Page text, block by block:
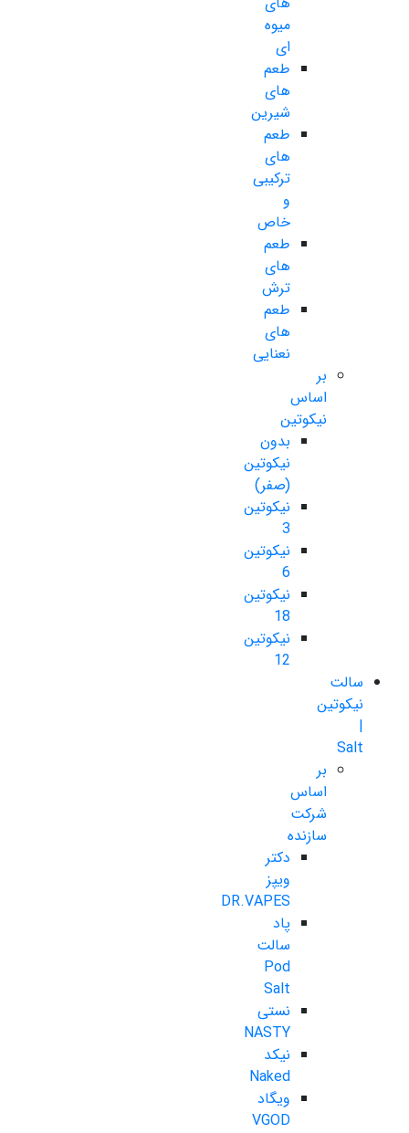
میوه
ای
طعم
های
شیرین
طعم
های
ترکیبی
و
خاص
طعم
های
ترش
طعم
های
نعنایی
بر
اساس
نیکوتین
بدون
نیکوتین
(صفر)
نیکوتین
3
نیکوتین
6
نیکوتین
18
نیکوتین
12
سالت
نیکوتین
|
Salt
بر
اساس
شرکت
سازنده
دکتر
ویپز
DR.VAPES
پاد
سالت
Pod
Salt
نستی
NASTY
نیکد
Naked
ویگاد
VGOD